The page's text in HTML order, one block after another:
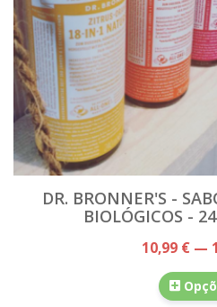
DR. BRONNER'S -
BIOLÓGICOS -
10,99 € —